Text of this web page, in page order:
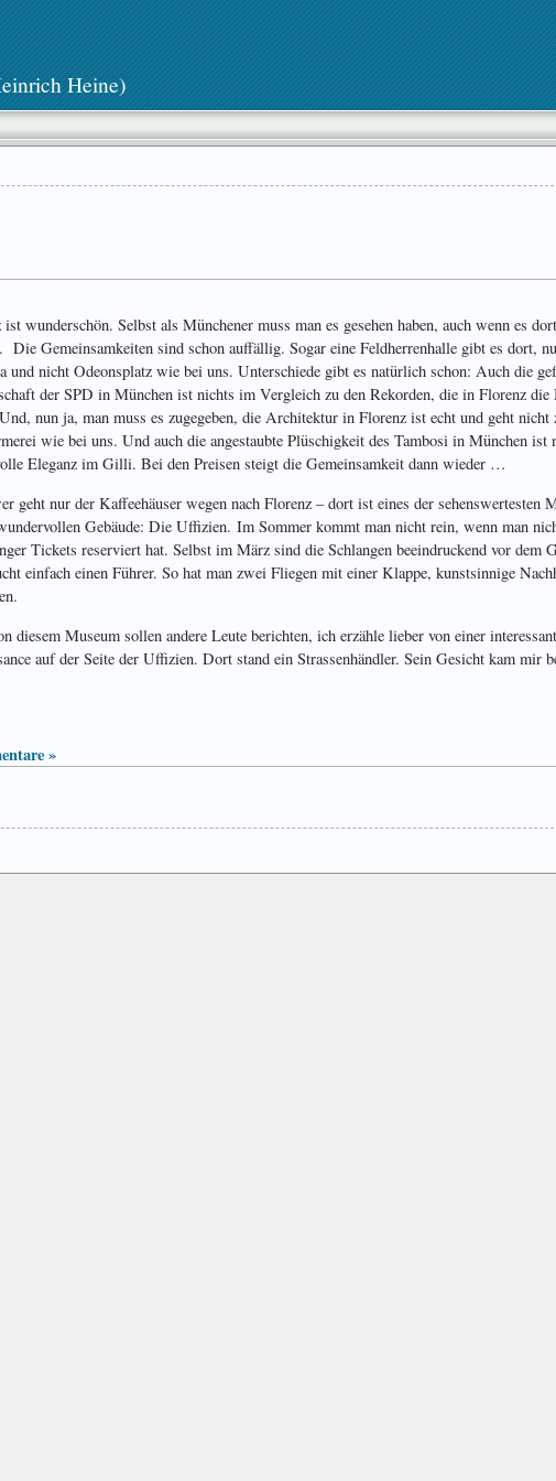
Heine)
wunderschön. Selbst als Münchener muss man es gesehen haben, auch wenn es
Die Gemeinsamkeiten sind schon auffällig. Sogar eine Feldherrenhalle gibt es dort,
und nicht Odeonsplatz wie bei uns. Unterschiede gibt es natürlich schon: Auch die
der SPD in München ist nichts im Vergleich zu den Rekorden, die in Florenz
nun ja, man muss es zugegeben, die Architektur in Florenz ist echt und geht
wie bei uns. Und auch die angestaubte Plüschigkeit des Tambosi in München ist
Eleganz im Gilli. Bei den Preisen steigt die Gemeinsamkeit dann wieder …
geht nur der Kaffeehäuser wegen nach Florenz – dort ist eines der sehenswertesten
Gebäude: Die Uffizien. Im Sommer kommt man nicht rein, wenn man
Tickets reserviert hat. Selbst im März sind die Schlangen beeindruckend vor dem
einfach einen Führer. So hat man zwei Fliegen mit einer Klappe, kunstsinnige
diesem Museum sollen andere Leute berichten, ich erzähle lieber von einer
auf der Seite der Uffizien. Dort stand ein Strassenhändler. Sein Gesicht kam mir
»